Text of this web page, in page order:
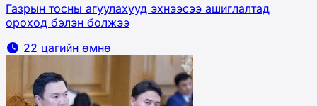
Газрын тосны агуулахууд эхнээсээ ашиглалтад
ороход бэлэн болжээ
22 цагийн өмнө